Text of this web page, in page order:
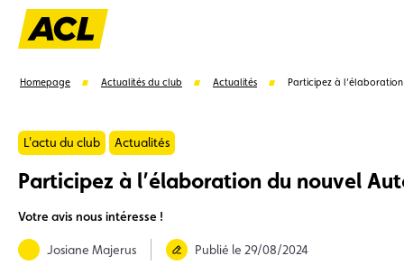
Carte membre Avantages Contrat de vente
Homepage Actualités du club Actualités Participez à
L'actu du club Actualités
Participez à l’élaboration du nouvel
Votre avis nous intéresse !
Josiane Majerus Publié le 29/08/2024